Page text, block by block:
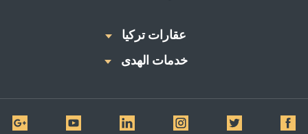
عقارات تركيا
خدمات الهدى